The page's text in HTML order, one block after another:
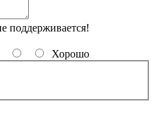
поддерживается!
Хорошо